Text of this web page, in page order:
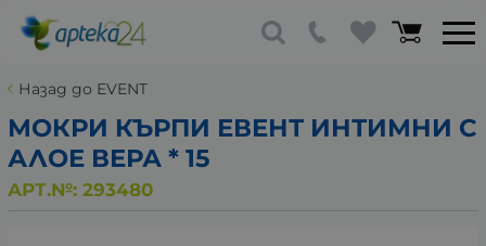
Назад до EVENT
МОКРИ КЪРПИ ЕВЕНТ ИНТИМНИ С
АЛОЕ ВЕРА * 15
АРТ.№: 293480